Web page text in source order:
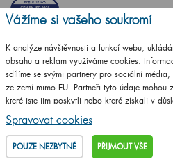
ČSN EN ISO
14001:2016
ČSN EN ISO
9001:2016
Vážíme si vašeho soukromí
K analýze návštěvnosti a funkcí webu,
obsahu a reklam využíváme cookies.
sdílíme se svými partnery pro sociální
ze zemí mimo EU. Partneři tyto údaje mohou
které jste jim poskytli nebo které získali v
služby.
Podrobné informace
Spravovat cookies
POUZE NEZBYTNÉ PŘIJMOUT VŠE